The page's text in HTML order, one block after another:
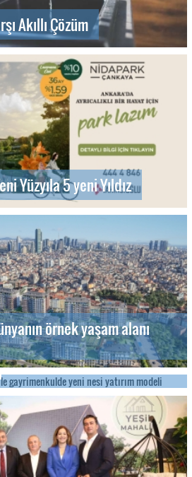
Akıllı Çözüm
Yüzyıla 5 yeni Yıldız
örnek yaşam alanı
INN ile gayrimenkulde yeni